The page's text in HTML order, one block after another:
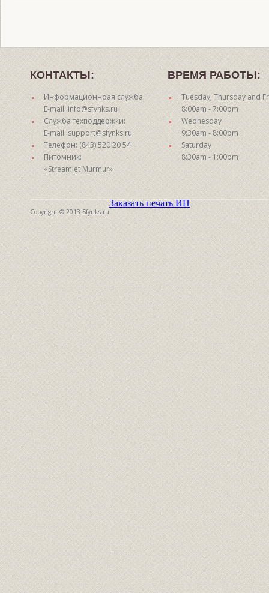
КОНТАКТЫ:
Информационноая служба:
E-mail: info@sfynks.ru
Служба техподдержки:
E-mail: support@sfynks.ru
Телефон: (843) 520 20 54
Питомник:
«Streamlet Murmur»
ВРЕМЯ РАБОТЫ:
Tuesday, Thursday and
8:00am - 7:00pm
Wednesday
9:30am - 8:00pm
Saturday
8:30am - 1:00pm
Copyright © 2013 Sfynks.ru
Заказать печать ИП